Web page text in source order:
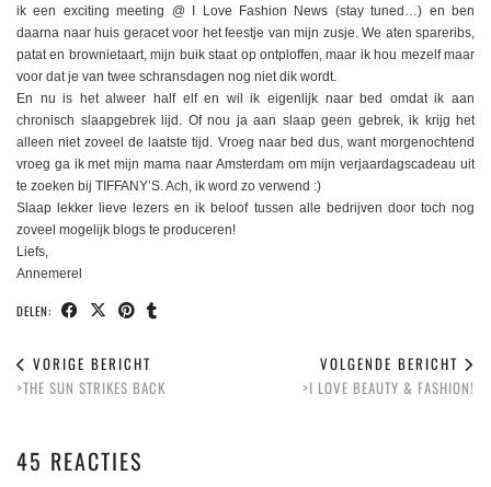
ik een exciting meeting @ I Love Fashion News (stay tuned…) en ben
daarna naar huis geracet voor het feestje van mijn zusje. We aten spareribs,
patat en brownietaart, mijn buik staat op ontploffen, maar ik hou mezelf maar
voor dat je van twee schransdagen nog niet dik wordt.
En nu is het alweer half elf en wil ik eigenlijk naar bed omdat ik aan
chronisch slaapgebrek lijd. Of nou ja aan slaap geen gebrek, ik krijg het
alleen niet zoveel de laatste tijd. Vroeg naar bed dus, want morgenochtend
vroeg ga ik met mijn mama naar Amsterdam om mijn verjaardagscadeau uit
te zoeken bij TIFFANY’S. Ach, ik word zo verwend :)
Slaap lekker lieve lezers en ik beloof tussen alle bedrijven door toch nog
zoveel mogelijk blogs te produceren!
Liefs,
Annemerel
DELEN:
VORIGE BERICHT
>THE SUN STRIKES BACK
VOLGENDE BERICHT
>I LOVE BEAUTY & FASHION!
45 REACTIES